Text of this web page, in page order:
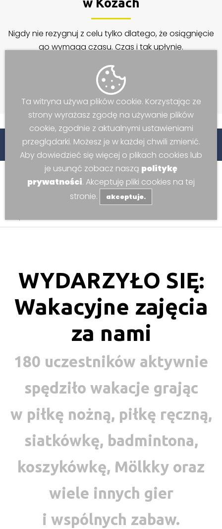
Nigdy nie rezygnuj z celu tylko dlatego, że osiągnięcie
go wymaga czasu. Czas i tak upłynie.
rozpocznij
Widowiskowego w Kozach.Serdecznie
WYDARZYŁO SIĘ:
Wakacyjne zajęcia
za nami
180 uczestników aktywnie
spędziło wakacje grając
w piłkę nożną, piłkę ręczną,
siatkówkę, badmintona,
koszykówkę, Mölkky oraz
wiele innych gier
i wspólnych zabaw.
Ta witryna używa plików cookie. Korzystając ze
strony wyrażasz zgodę na używanie plików
cookie, zgodnie z aktualnymi ustawieniami
przeglądarki. Możesz je w każdej chwili zmienić.
Aby dowiedzieć się więcej o plikach cookies lub
je usunąć zobacz naszą politykę
prywatności. Akceptuję pliki cookies na tej
stronie.
akceptuje.